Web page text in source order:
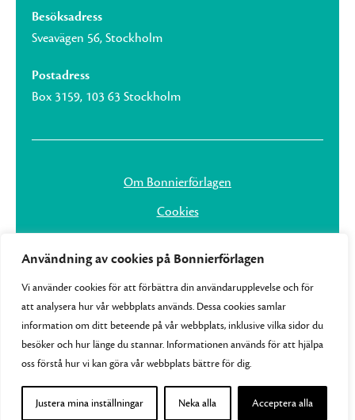
Användning av cookies på Bonnierförlagen
Vi använder cookies för att förbättra din användarupplevelse och för
att analysera hur vår webbplats används. Dessa cookies samlar
information om ditt beteende på vår webbplats, inklusive vilka sidor du
besöker och hur länge du stannar. Informationen används för att hjälpa
oss förstå hur vi kan göra vår webbplats bättre för dig.
Justera mina inställningar Neka alla Acceptera alla
Besöksadress
Sveavägen 56, Stockholm
Postadress
Box 3159, 103 63 Stockholm
Om Bonnierförlagen
Cookies